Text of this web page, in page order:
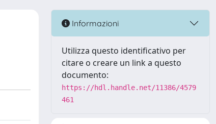
Informazioni
Utilizza questo identificativo per
citare o creare un link a questo
documento:
https://hdl.handle.net/11386/4579
461